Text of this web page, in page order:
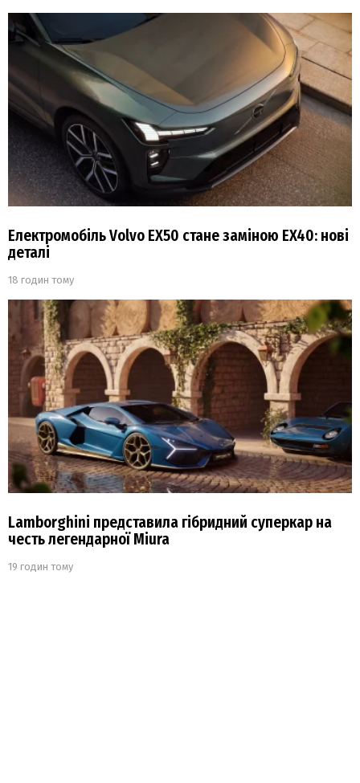
Електромобіль Volvo EX50 стане заміною EX40: нові
деталі
18 годин тому
Lamborghini представила гібридний суперкар на
честь легендарної Miura
19 годин тому